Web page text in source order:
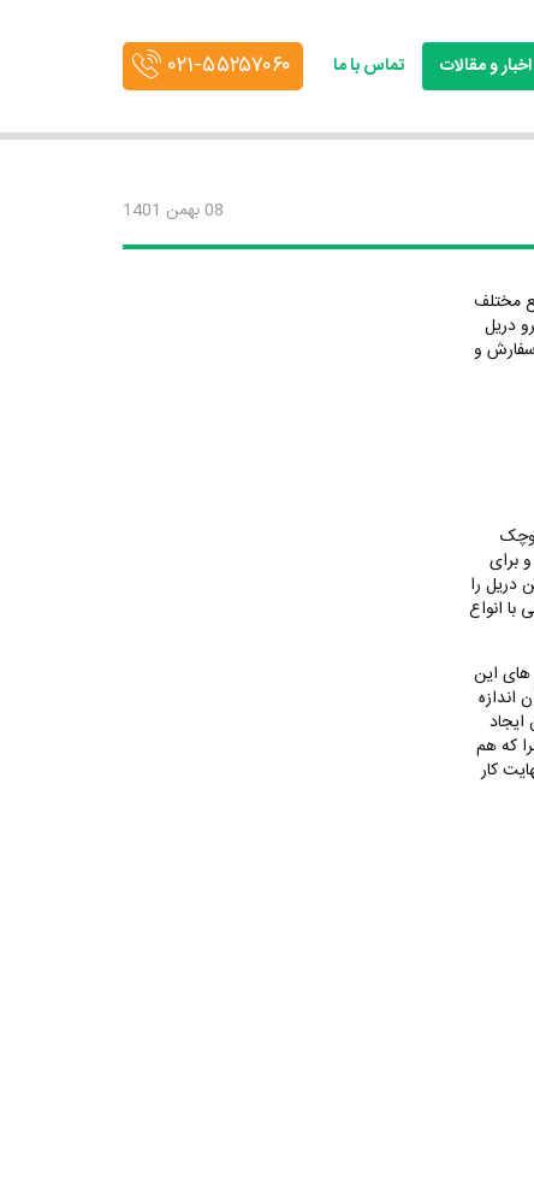
اخبار و مقالات تماس با ما ۰۲۱-۵۵۲۵۷۰۶۰
08 بهمن 1401
مختلف
دریل
سفارش و
برای
دریل را
انواع
های این
اندازه
که هم
کار